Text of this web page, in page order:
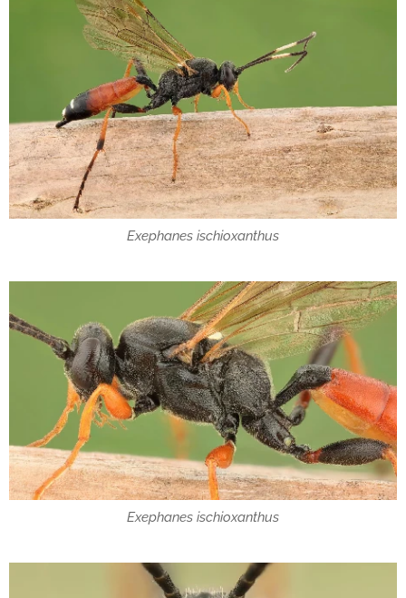
Exephanes ischioxanthus
Exephanes ischioxanthus